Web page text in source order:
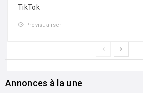
TikTok
Prévisualiser
Annonces à la une